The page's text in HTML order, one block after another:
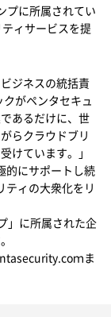
プに所属されてい
ィサービスを提
ジネスの統括責
がペンタセキュ
あるだけに、世
らクラウドブリ
けています。」
的にサポートし続
ティの大衆化をリ
」に所属された企
ｍま